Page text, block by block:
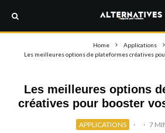
Home
Applications
Les meilleures options de plateformes créatives
Les meilleures options
créatives pour booster
APPLICATIONS · · 7